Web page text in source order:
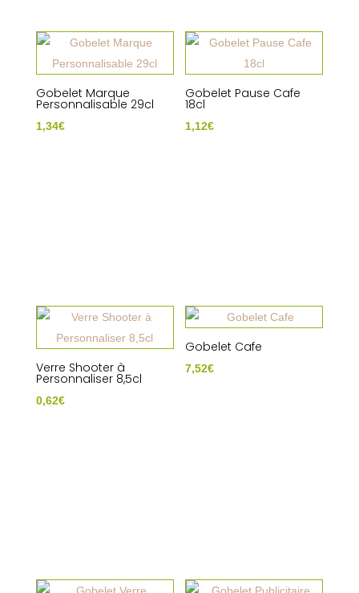
Gobelet Marque
Personnalisable 29cl
1,34€
Gobelet Pause Cafe
18cl
1,12€
Verre Shooter à
Personnaliser 8,5cl
0,62€
Gobelet Cafe
7,52€